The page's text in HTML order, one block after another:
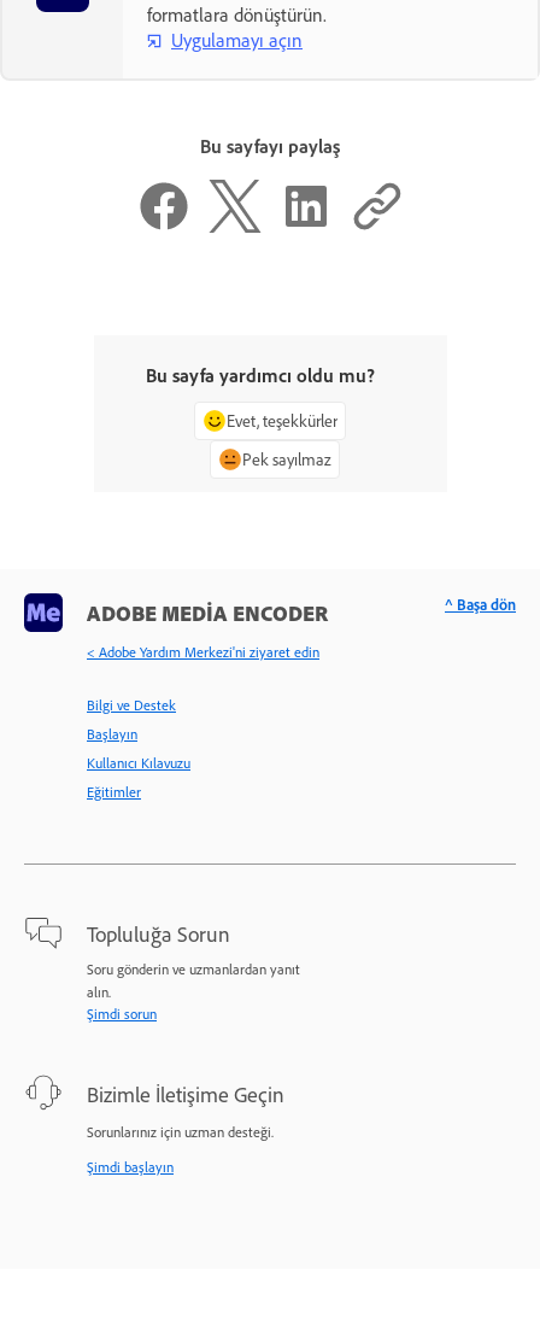
formatlara dönüştürün.
Uygulamayı açın
Bu sayfayı paylaş
Bu sayfa yardımcı oldu mu?
Evet, teşekkürler
Pek sayılmaz
ADOBE MEDIA ENCODER
< Adobe Yardım Merkezi'ni ziyaret edin
Bilgi ve Destek
Başlayın
Kullanıcı Kılavuzu
Eğitimler
Topluluğa Sorun
Soru gönderin ve uzmanlardan yanıt
alın.
Şimdi sorun
Bizimle İletişime Geçin
Sorunlarınız için uzman desteği.
Şimdi başlayın
^ Başa dön